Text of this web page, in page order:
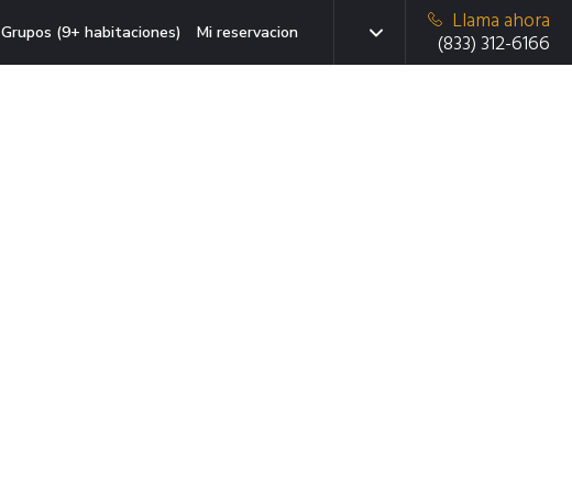
Grupos (9+ habitaciones) Mi reservacion
Llama ahora
(833) 312-6166